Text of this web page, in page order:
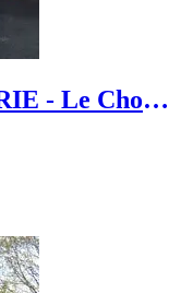
- Le Choix